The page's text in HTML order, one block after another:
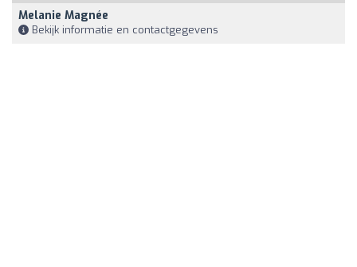
Melanie Magnée
Bekijk informatie en contactgegevens